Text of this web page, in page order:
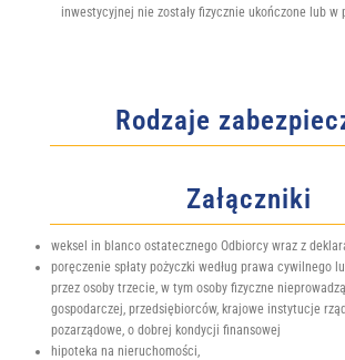
inwestycyjnej nie zostały fizycznie ukończone lub w
Rodzaje
Załączniki
weksel in blanco ostatecznego Odbiorcy wraz z
poręczenie spłaty pożyczki według prawa cywilnego
przez osoby trzecie, w tym osoby fizyczne
gospodarczej, przedsiębiorców, krajowe instytucje
pozarządowe, o dobrej kondycji finansowej
hipoteka na nieruchomości,